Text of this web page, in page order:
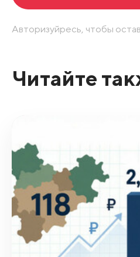
Авторизуйресь, чтобы
Читайте